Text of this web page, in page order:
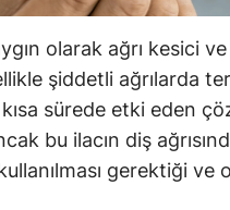
olarak ağrı kesici
şiddetli ağrılarda
kısa sürede etki eden
bu ilacın diş
gerektiği ve